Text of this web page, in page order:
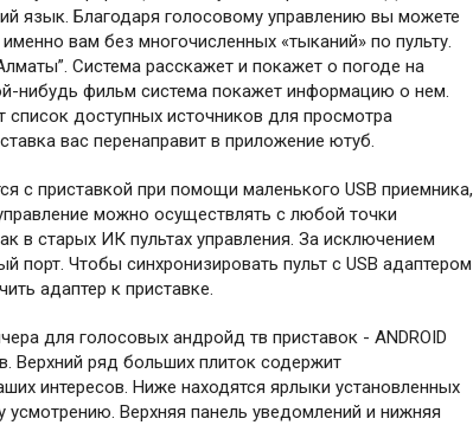
язык. Благодаря голосовому управлению вы можете
вам без многочисленных «тыканий» по пульту.
Система расскажет и покажет о погоде на
нибудь фильм система покажет информацию о нем.
список доступных источников для просмотра
вас перенаправит в приложение ютуб.
с приставкой при помощи маленького USB приемника,
можно осуществлять с любой точки
в старых ИК пультах управления. За исключением
порт. Чтобы синхронизировать пульт с USB адаптером
адаптер к приставке.
для голосовых андройд тв приставок - АNDROID
Верхний ряд больших плиток содержит
интересов. Ниже находятся ярлыки установленных
Верхняя панель уведомлений и нижняя